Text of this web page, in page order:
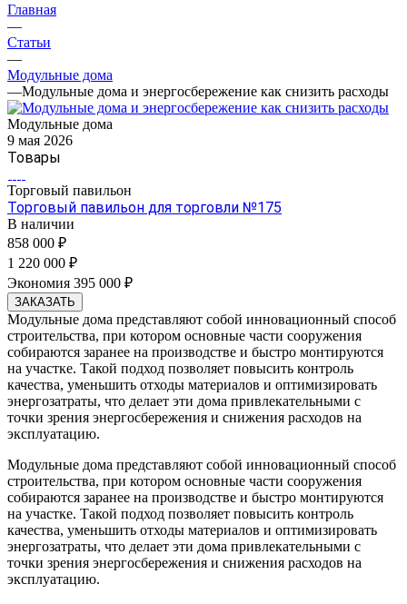
Главная
—
Статьи
—
Модульные дома
—Модульные дома и энергосбережение как снизить расходы
Модульные дома
9 мая 2026
Товары
Торговый павильон
Торговый павильон для торговли №175
В наличии
858 000 ₽
1 220 000 ₽
Экономия 395 000 ₽
ЗАКАЗАТЬ
Модульные дома представляют собой инновационный способ
строительства, при котором основные части сооружения
собираются заранее на производстве и быстро монтируются
на участке. Такой подход позволяет повысить контроль
качества, уменьшить отходы материалов и оптимизировать
энергозатраты, что делает эти дома привлекательными с
точки зрения энергосбережения и снижения расходов на
эксплуатацию.
Модульные дома представляют собой инновационный способ
строительства, при котором основные части сооружения
собираются заранее на производстве и быстро монтируются
на участке. Такой подход позволяет повысить контроль
качества, уменьшить отходы материалов и оптимизировать
энергозатраты, что делает эти дома привлекательными с
точки зрения энергосбережения и снижения расходов на
эксплуатацию.